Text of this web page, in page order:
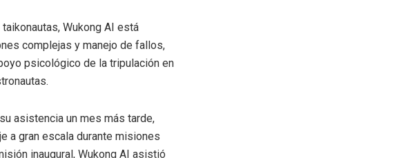
Wukong AI está
complejas y manejo de fallos,
psicológico de la tripulación en
asistencia un mes más tarde,
a gran escala durante misiones
inaugural, Wukong AI asistió